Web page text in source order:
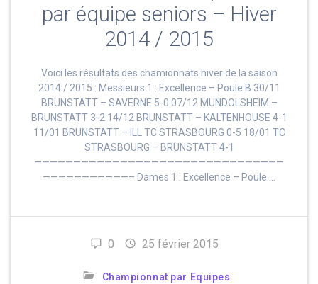
par équipe seniors – Hiver
2014 / 2015
Voici les résultats des chamionnats hiver de la saison
2014 / 2015 : Messieurs 1 : Excellence – Poule B 30/11
BRUNSTATT – SAVERNE 5-0 07/12 MUNDOLSHEIM –
BRUNSTATT 3-2 14/12 BRUNSTATT – KALTENHOUSE 4-1
11/01 BRUNSTATT – ILL TC STRASBOURG 0-5 18/01 TC
STRASBOURG – BRUNSTATT 4-1
————————————————————————————————
———————————– Dames 1 : Excellence – Poule …
0 25 février 2015
Championnat par Equipes